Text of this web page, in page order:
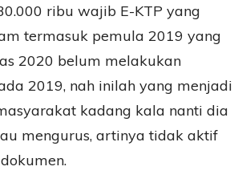
ribu wajib E-KTP yang
termasuk pemula 2019 yang
2020 belum melakukan
2019, nah inilah yang menjadi
kadang kala nanti dia
mengurus, artinya tidak aktif